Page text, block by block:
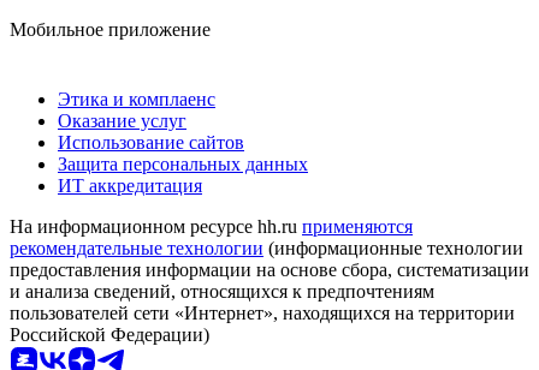
Мобильное приложение
Этика и комплаенс
Оказание услуг
Использование сайтов
Защита персональных данных
ИТ аккредитация
На информационном ресурсе hh.ru применяются
рекомендательные технологии (информационные технологии
предоставления информации на основе сбора, систематизации
и анализа сведений, относящихся к предпочтениям
пользователей сети «Интернет», находящихся на территории
Российской Федерации)